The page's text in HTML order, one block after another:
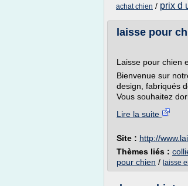
achat chien / prix d
laisse pour
Laisse pour chien
Bienvenue sur
design, fabriqués
Vous souhaitez
Lire la suite
Site : http://
Thèmes liés :
pour chien / laisse